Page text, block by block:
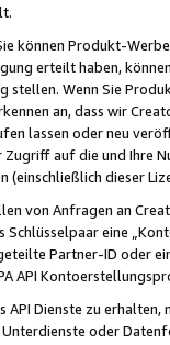
können Produkt-
erteilt haben,
stellen. Wenn Sie
an, dass wir
lassen oder neu
auf die und Ihre
(einschließlich dieser
von Anfragen an
eine
Partner-ID oder
API
Dienste zu
oder